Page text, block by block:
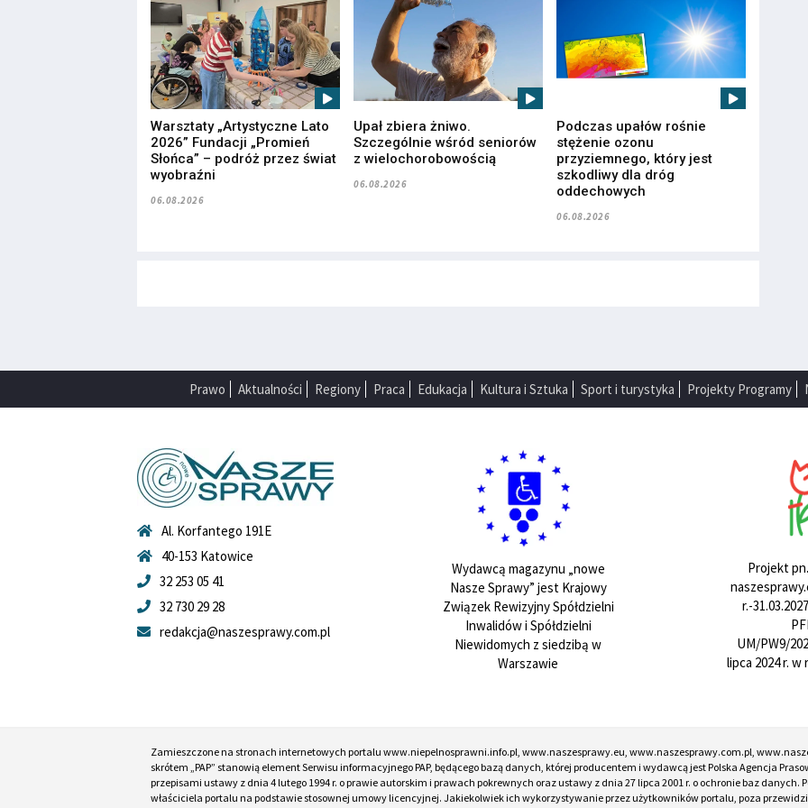
Warsztaty „Artystyczne Lato
2026” Fundacji „Promień
Słońca” – podróż przez świat
wyobraźni
06.08.2026
Upał zbiera żniwo.
Szczególnie wśród seniorów
z wielochorobowością
06.08.2026
Podczas upałów rośnie
stężenie ozonu
przyziemnego, który jest
szkodliwy dla dróg
oddechowych
06.08.2026
Prawo Aktualności Regiony Praca Edukacja Kultura i Sztuka Sport i turystyka Projekty Programy
Al. Korfantego 191E
40-153 Katowice
32 253 05 41
32 730 29 28
redakcja@naszesprawy.com.pl
Wydawcą magazynu „nowe
Nasze Sprawy” jest Krajowy
Związek Rewizyjny Spółdzielni
Inwalidów i Spółdzielni
Niewidomych z siedzibą w
Warszawie
Projekt
r.-
UM/PW9/
lipca 2024 r.
Zamieszczone na stronach internetowych portalu www.niepelnosprawni.info.pl, www.naszesprawy.eu, www.naszesprawy.com.pl,
skrótem „PAP” stanowią element Serwisu informacyjnego PAP, będącego bazą danych, której producentem i wydawcą jest Polska Agencja
przepisami ustawy z dnia 4 lutego 1994 r. o prawie autorskim i prawach pokrewnych oraz ustawy z dnia 27 lipca 2001 r. o ochronie baz danych.
właściciela portalu na podstawie stosownej umowy licencyjnej. Jakiekolwiek ich wykorzystywanie przez użytkowników portalu, poza